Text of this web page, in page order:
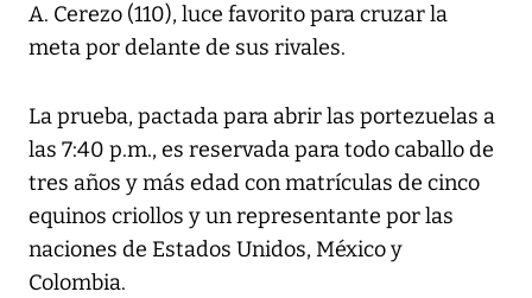
A. Cerezo (110), luce favorito para cruzar la
meta por delante de sus rivales.
La prueba, pactada para abrir las portezuelas a
las 7:40 p.m., es reservada para todo caballo de
tres años y más edad con matrículas de cinco
equinos criollos y un representante por las
naciones de Estados Unidos, México y
Colombia.